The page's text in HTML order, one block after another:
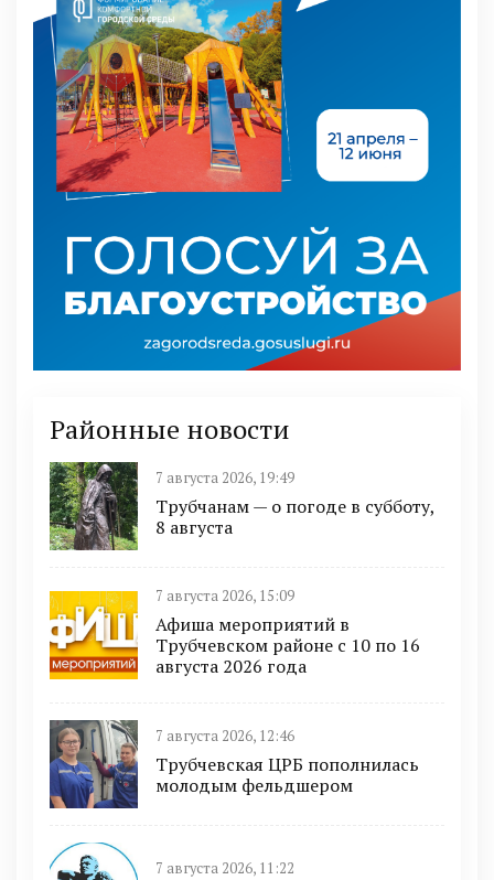
Районные новости
7 августа 2026, 19:49
Трубчанам — о погоде в субботу,
8 августа
7 августа 2026, 15:09
Афиша мероприятий в
Трубчевском районе с 10 по 16
августа 2026 года
7 августа 2026, 12:46
Трубчевская ЦРБ пополнилась
молодым фельдшером
7 августа 2026, 11:22